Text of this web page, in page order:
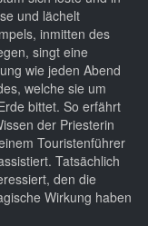
und lächelt
inmitten des
singt eine
wie jeden Abend
welche sie um
bittet. So erfährt
der Priesterin
Touristenführer
Tatsächlich
den die
Wirkung haben